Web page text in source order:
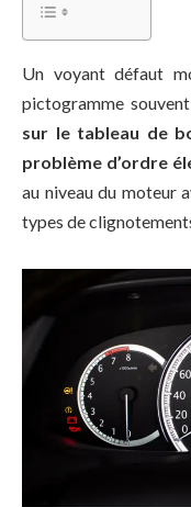
Un voyant défaut
pictogramme souvent
sur le tableau de
problème d’ordre
au niveau du moteur
types de